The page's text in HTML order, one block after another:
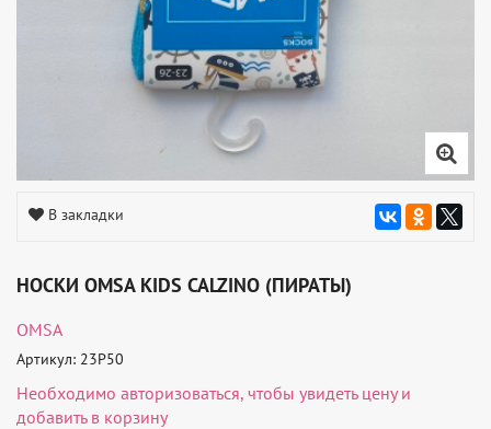
В закладки
НОСКИ OMSA KIDS CALZINO (ПИРАТЫ)
OMSA
Артикул: 23P50
Необходимо авторизоваться, чтобы увидеть цену и
добавить в корзину